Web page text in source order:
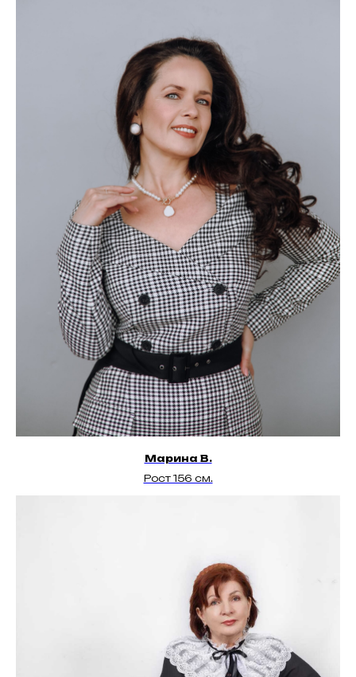
Марина В.
Рост 156 см.